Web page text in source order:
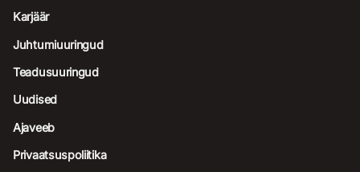
Karjäär
Juhtumiuuringud
Teadusuuringud
Uudised
Ajaveeb
Privaatsuspoliitika